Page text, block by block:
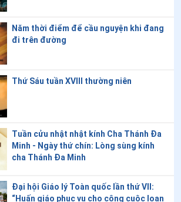
như thế nào?
Vọng
Giê-su ngang qua Năm Phụng Vụ
thinh lặng trong phụng vụ Thánh lễ
hành lễ Các Thánh và lễ Các Đẳng
Năm thời điểm để cầu nguyện khi đang
đi trên đường
Thứ Sáu tuần XVIII thường niên
Tuần cửu nhật nhật kính Cha Thánh Đa
Minh - Ngày thứ chín: Lòng sùng kính
cha Thánh Đa Minh
Đại hội Giáo lý Toàn quốc lần thứ VII:
“Huấn giáo phục vụ cho công cuộc loan